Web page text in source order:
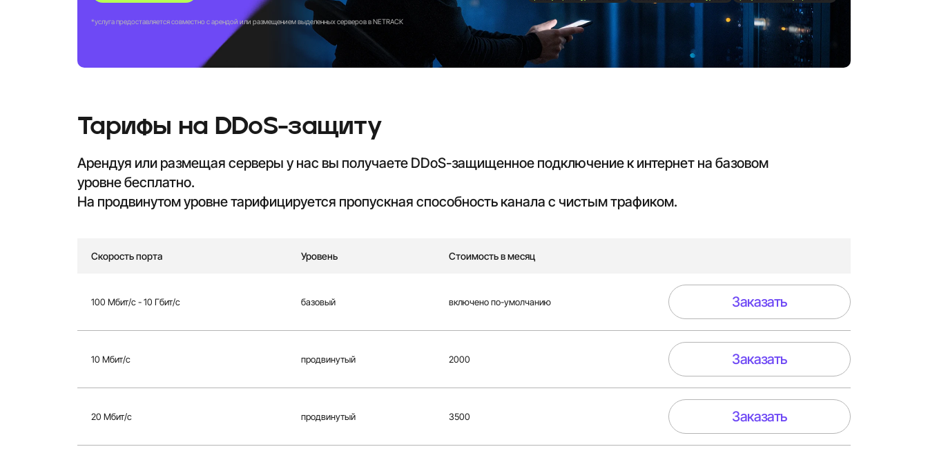
услуга предоставляется совместно c арендой или размещением выделенных серверов в NETRACK
Тарифы на DDoS-защиту
Арендуя или размещая серверы у нас вы получаете DDoS-защищенное подключение к интернет на базовом
уровне бесплатно.
На продвинутом уровне тарифицируется пропускная способность канала с чистым трафиком.
Скорость порта Уровень Стоимость в месяц
100 Мбит/с - 10 Гбит/с базовый включено по-умолчанию Заказать
10 Мбит/с продвинутый 2000 Заказать
20 Мбит/с продвинутый 3500 Заказать